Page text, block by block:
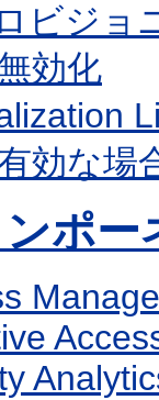
ビジョ
効化
効な場
ポー